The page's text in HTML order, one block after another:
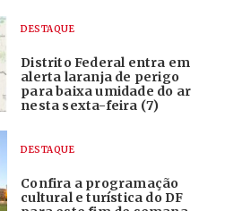
DESTAQUE
Distrito Federal entra em
alerta laranja de perigo
para baixa umidade do ar
nesta sexta-feira (7)
DESTAQUE
Confira a programação
cultural e turística do DF